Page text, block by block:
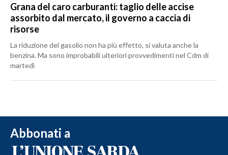
Grana del caro carburanti: taglio delle accise
assorbito dal mercato, il governo a caccia di
risorse
La riduzione del gasolio non ha più effetto, si valuta anche la
benzina. Ma sono improbabili ulteriori provvedimenti nel Cdm di
martedì
Abbonati a